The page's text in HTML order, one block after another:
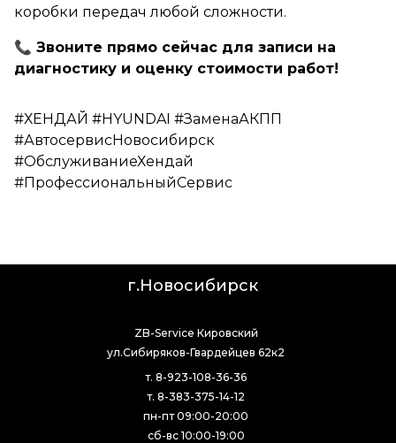
коробки передач любой сложности.
📞 Звоните прямо сейчас для записи на
диагностику и оценку стоимости работ!
#ХЕНДАЙ #HYUNDAI #ЗаменаАКПП
#АвтосервисНовосибирск
#ОбслуживаниеХендай
#ПрофессиональныйСервис
г.Новосибирск
т. 8-923-108-36-36
т. 8-383-375-14-12
пн-пт 09:00-20:00
сб-вс 10:00-19:00
ZB-Service Кировский
ул.Сибиряков-Гвардейцев 62к2